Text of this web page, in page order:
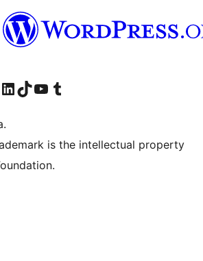
de Facebook
cuenta de Instagram
Visita nuestra cuenta de LinkedIn
Visit our TikTok account
Visita nuestro canal de YouTube
Visit our Tumblr account
is the intellectual property